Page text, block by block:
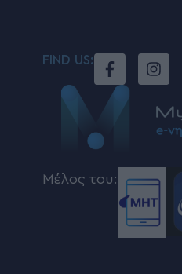
FIND US:
Μέλος του: